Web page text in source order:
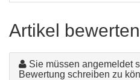
Artikel bewerten
Sie müssen angemeldet
Bewertung schreiben zu